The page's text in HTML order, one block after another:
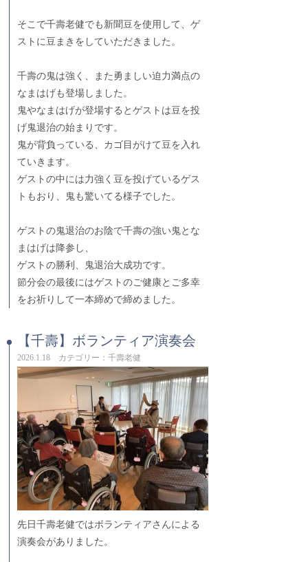
そこで千壽老健でも新聞豆を使用して、ゲ
ストに豆まきをしていただきました。
千壽の鬼は強く、また勇ましい迫力満点の
なまはげも登場しました。
鬼やなまはげが登場するとゲストは豆を投
げ鬼退治の始まりです。
鬼が背負っている、カゴ目がけて豆を入れ
ていきます。
ゲストの中には力強く豆を投げているゲス
トもおり、鬼も驚いてる様子でした。
ゲストの鬼退治のお陰で千壽の強い鬼とな
まはげは降参し、
ゲストの勝利、鬼退治大成功です。
節分会の最後にはゲストのご健康とご多幸
をお祈りして一本締めで締めました。
【千壽】ボランティア演奏会
2026.1.18 カテゴリー：千壽老健
先日千壽老健ではボランティアさんによる
演奏会がありました。